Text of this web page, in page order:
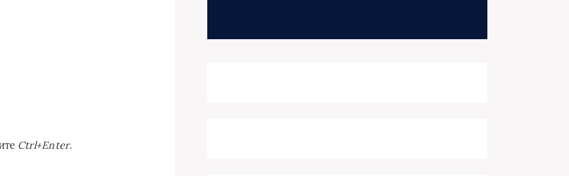
Ctrl+Enter.